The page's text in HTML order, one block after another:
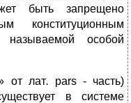
быть за­прещено
конституционным
особой
от лат. pars - часть)
в системе